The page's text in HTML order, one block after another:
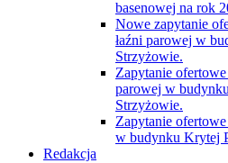
basenowej na rok
Nowe zapytanie
łaźni parowej w
Strzyżowie.
Zapytanie
parowej w
Strzyżowie.
Zapytanie
w budynku Krytej
Redakcja